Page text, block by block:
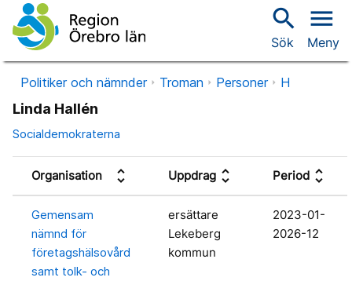
search
Sök
menu
Meny
Politiker och nämnder Troman Personer H
Linda Hallén
Socialdemokraterna
Organisation unfold_more Uppdrag unfold_more Period unfold_more
Gemensam
nämnd för
företagshälsovård
samt tolk- och
ersättare
Lekeberg
kommun
2023-01-
2026-12